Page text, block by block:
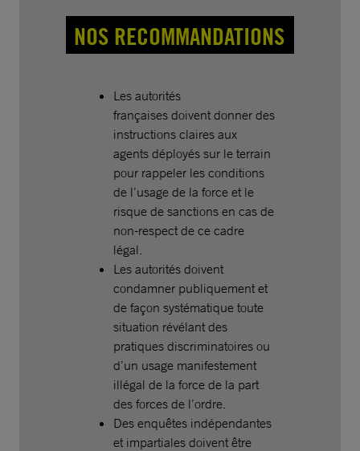
NOS RECOMMANDATIONS
Les autorités
françaises doivent donner des
instructions claires aux
agents déployés sur le terrain
pour rappeler les conditions
de l’usage de la force et le
risque de sanctions en cas de
non-respect de ce cadre
légal.
Les autorités doivent
condamner publiquement et
de façon systématique toute
situation révélant des
pratiques discriminatoires ou
d’un usage manifestement
illégal de la force de la part
des forces de l’ordre.
Des enquêtes indépendantes
et impartiales doivent être